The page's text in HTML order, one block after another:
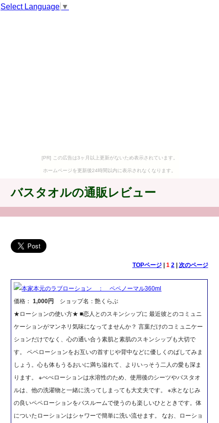
Select Language ▼
[PR] この広告は3ヶ月以上更新がないため表示されています。
ホームページを更新後24時間以内に表示されなくなります。
バスタオルの通販レビュー
TOPページ| 1 2| 次のページ
本家本元のラブローション ： ペペノーマル360ml
価格：1,000円
ショップ名：艶くらぶ
★ローションの使い方★ ■恋人とのスキンシップに 最近彼とのコミュニ
ケーションがマンネリ気味になってませんか？ 言葉だけのコミュニケー
ションだけでなく、心の通い合う素肌と素肌のスキンシップも大切で
す。 ペペローションをお互いの首すじや背中などに優しくのばしてみま
しょう。心も体もうるおいに満ち溢れて、よりいっそう二人の愛も深ま
ります。 ※ぺぺローションは水溶性のため、使用後のシーツやバスタオ
ルは、他の洗濯物と一緒に洗ってしまっても大丈夫です。 ※水となじみ
の良いペペローションをバスルームで使うのも楽しいひとときです。体
についたローションはシャワーで簡単に洗い流せます。 なお、ローショ